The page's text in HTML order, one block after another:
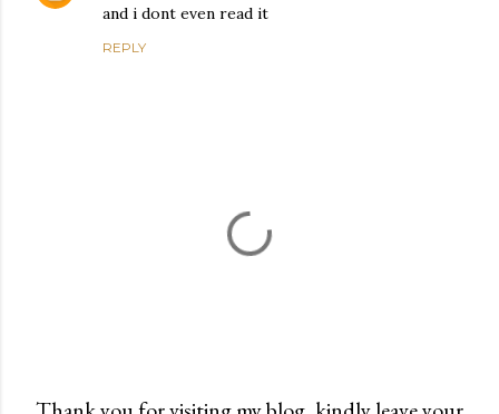
and i dont even read it
REPLY